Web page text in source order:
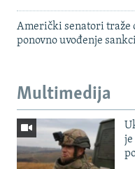
Američki senatori traže
ponovno uvođenje
Multimedija
je